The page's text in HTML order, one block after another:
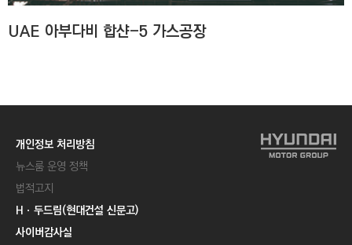
UAE 아부다비 합샨-5 가스공장
개인정보 처리방침
뉴스룸 운영 정책
법적고지
Hㆍ두드림(현대건설 신문고)
사이버감사실